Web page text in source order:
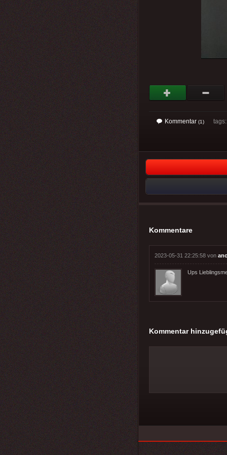
Kommentar (1)
Kommentare
2023-05-31 22:25:58 von
Ups
Kommentar